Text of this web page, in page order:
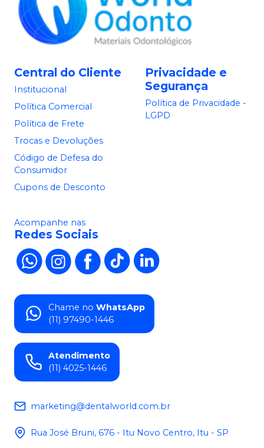
Central do Cliente
Institucional
Política Comercial
Política de Frete
Trocas e Devoluções
Código de Defesa do
Consumidor
Cupons de Desconto
Privacidade e
Segurança
Política de Privacidade -
LGPD
Acompanhe nas
Redes Sociais
Chame no WhatsApp
(11) 97490-1446
Atendimento
(11) 4025-1446
marketing@dentalworld.com.br
Rua José Bruni, 676 - Itu Novo Centro, Itu - SP